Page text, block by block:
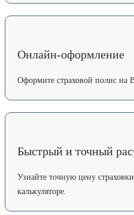
Онлайн-оформление
Оформите страховой полис на
Быстрый и точный
Узнайте точную цену
калькуляторе.